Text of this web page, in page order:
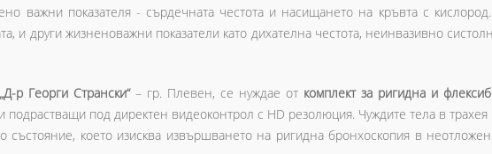
важни показателя - сърдечната честота и насищането на кръвта с
и други жизненоважни показатели като дихателна честота, неинвазивно
р Георги Странски“– гр. Плевен, се нуждае от комплект за ригидна и
подрастващи под директен видеоконтрол с HD резолюция. Чуждите тела в
състояние, което изисква извършването на ригидна бронхоскопия в